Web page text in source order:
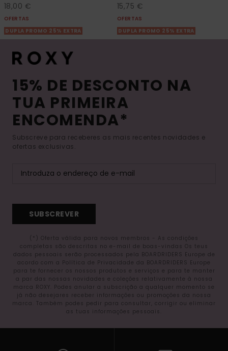
18,00 €
OFERTAS
DUPLA PROMO 25% EXTRA
15,75 €
OFERTAS
DUPLA PROMO 25% EXTRA
15% DE DESCONTO NA
TUA PRIMEIRA
ENCOMENDA*
Subscreve para receberes as mais recentes novidades e
ofertas exclusivas.
SUBSCREVER
(*) Oferta válida para novos membros - As condições
completas são descritas no e-mail de boas-vindas Os teus
dados pessoais serão processados pela BOARDRIDERS Europe de
acordo com a Política de Privacidade da BOARDRIDERS Europe
para te fornecer os nossos produtos e serviços e para te manter
a par das nossas novidades e coleções relativamente à nossa
marca ROXY. Podes anular a subscrição a qualquer momento se
já não desejares receber informações ou promoções da nossa
marca. Também podes pedir para consultar, corrigir ou eliminar
as tuas informações pessoais.